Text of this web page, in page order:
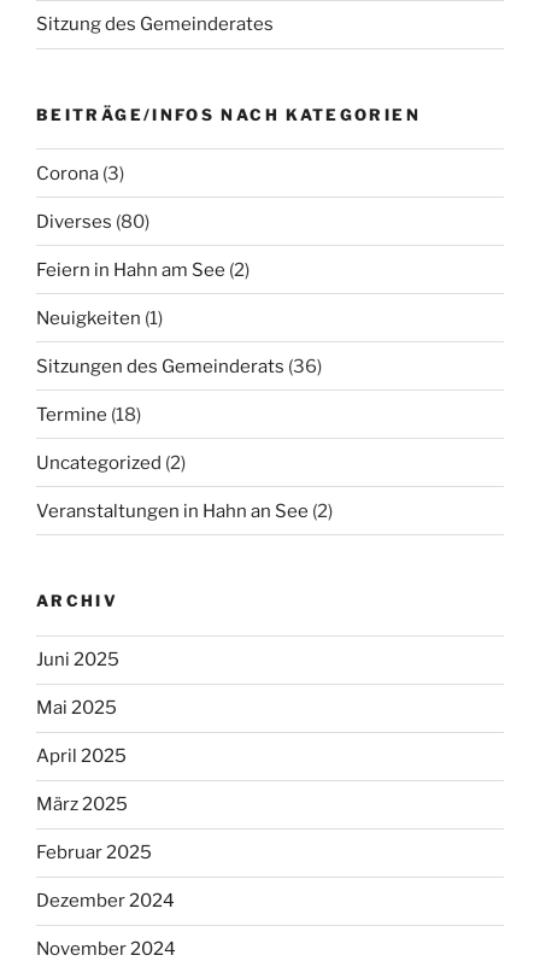
Sitzung des Gemeinderates
BEITRÄGE/INFOS NACH KATEGORIEN
Corona (3)
Diverses (80)
Feiern in Hahn am See (2)
Neuigkeiten (1)
Sitzungen des Gemeinderats (36)
Termine (18)
Uncategorized (2)
Veranstaltungen in Hahn an See (2)
ARCHIV
Juni 2025
Mai 2025
April 2025
März 2025
Februar 2025
Dezember 2024
November 2024